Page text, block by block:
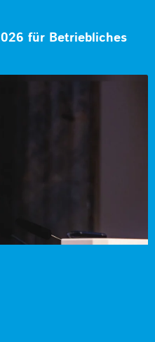
für Betriebliches